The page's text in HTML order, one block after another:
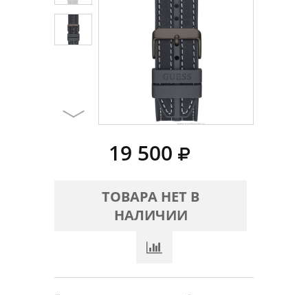
19 500
ТОВАРА НЕТ В
НАЛИЧИИ